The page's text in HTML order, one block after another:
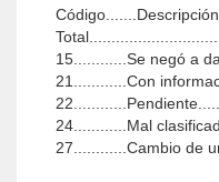
15............Se negó a
21............Con
24............Mal
27............Cambio de